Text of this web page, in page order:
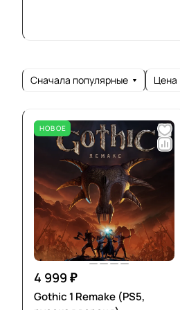
Сначала популярные Цена
НОВОЕ
4 999 ₽
Gothic 1 Remake (PS5,